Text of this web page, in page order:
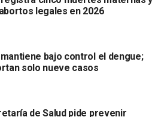
los servicios a la Secretaria de
embargar los créditos que esa
Kubal ZF Comercializadora
los Servicios de Salud,
aparece el sello de recibido.
legales en 2026
bajo control el dengue;
solo nueve casos
de Salud pide prevenir